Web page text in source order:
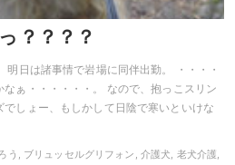
？？？？
日は諸事情で岩場に同伴出勤。 ・・・・
ぁ・・・・・・。 なので、抱っこスリン
しょー、もしかして日陰で寒いといけな
う, ブリュッセルグリフォン, 介護犬, 老犬介護,